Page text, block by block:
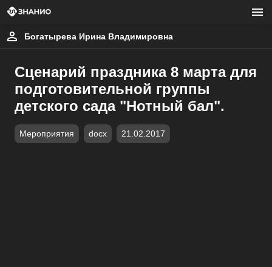
Богатырева Ирина Владимировна
Сценарий праздника 8 марта для
подготовительной группы
детского сада "Нотный бал".
Мероприятия docx 21.02.2017